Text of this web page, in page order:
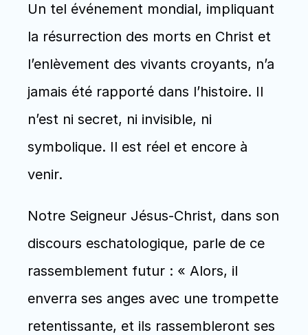
Un tel événement mondial, impliquant
la résurrection des morts en Christ et
l’enlèvement des vivants croyants, n’a
jamais été rapporté dans l’histoire. Il
n’est ni secret, ni invisible, ni
symbolique. Il est réel et encore à
venir.
Notre Seigneur Jésus-Christ, dans son
discours eschatologique, parle de ce
rassemblement futur : « Alors, il
enverra ses anges avec une trompette
retentissante, et ils rassembleront ses